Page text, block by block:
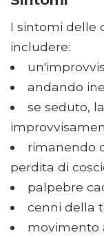
I sintomi delle
includere:
andando
se seduto,
rimanendo
perdita di
palpebre
cenni della
movimento